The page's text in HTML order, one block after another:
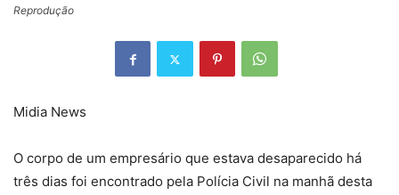
Reprodução
Midia News
O corpo de um empresário que estava desaparecido há
três dias foi encontrado pela Polícia Civil na manhã desta